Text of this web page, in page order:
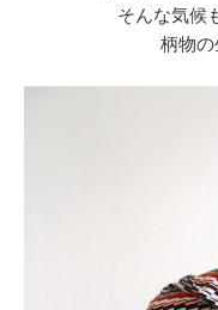
そんな気候
柄物の